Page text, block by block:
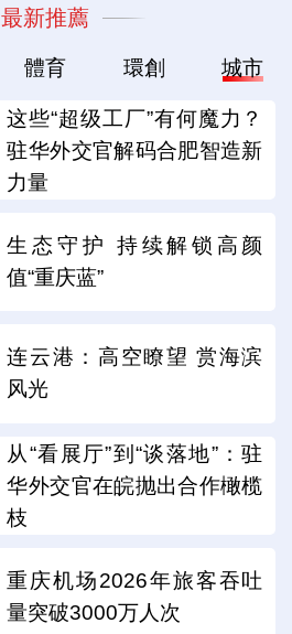
最新推薦
體育 環創 城市
这些“超级工厂”有何魔力？
驻华外交官解码合肥智造新
力量
生态守护 持续解锁高颜
值“重庆蓝”
连云港：高空瞭望 赏海滨
风光
从“看展厅”到“谈落地”：驻
华外交官在皖抛出合作橄榄
枝
重庆机场2026年旅客吞吐
量突破3000万人次